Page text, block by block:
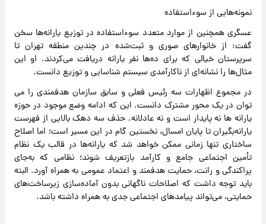
نمونه‌هایی از سوءاستفاده
عسگری همچنین از موارد متعدد سوءاستفاده در توزیع یارانه‌ها سخن
گفت: از خانوارهای صوری و ثبت‌شده در چندین منطقه تهران تا
سرپرستان خیالی که برای ده‌ها نفر یارانه دریافت می‌کردند. او این
مثال‌ها را نشانه‌ای از ناکارآمدی سیستم شناسایی و توزیع دانست.
در مجموع اظهارات سه رئیس فعلی و سابق سازمان هدفمندی را می
توان در یک محور مشترک دانست. این که ادامه وضع موجود در حوزه
یارانه ها نه پایدار است و نه عادلانه. حذف سه دهک بالایی از فهرست
یارانه‌بگیران تا پایان امسال، نخستین گام در این مسیر است؛ اما اصلاح
ساختاری تنها زمانی ممکن خواهد شد که یارانه‌ها در قالب یک نظام
تأمین اجتماعی جامع و کارآمد بازتعریف شوند؛ نظامی که به‌جای
پراکندگی و رانت، حمایت هدفمند و اعتماد عمومی به همراه آورد. البته
باید توجه داشت که اصلاحات ناگهانی بدون آماده‌سازی زیرساخت‌های
حمایتی، می‌تواند پیامدهای اجتماعی جدی به همراه داشته باشد.